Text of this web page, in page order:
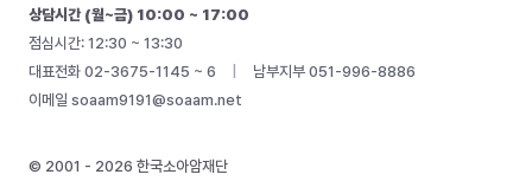
상담시간 (월~금) 10:00 ~ 17:00
점심시간: 12:30 ~ 13:30
대표전화 02-3675-1145 ~ 6
남부지부 051-996-8886
이메일 soaam9191@soaam.net
© 2001 - 2026 한국소아암재단